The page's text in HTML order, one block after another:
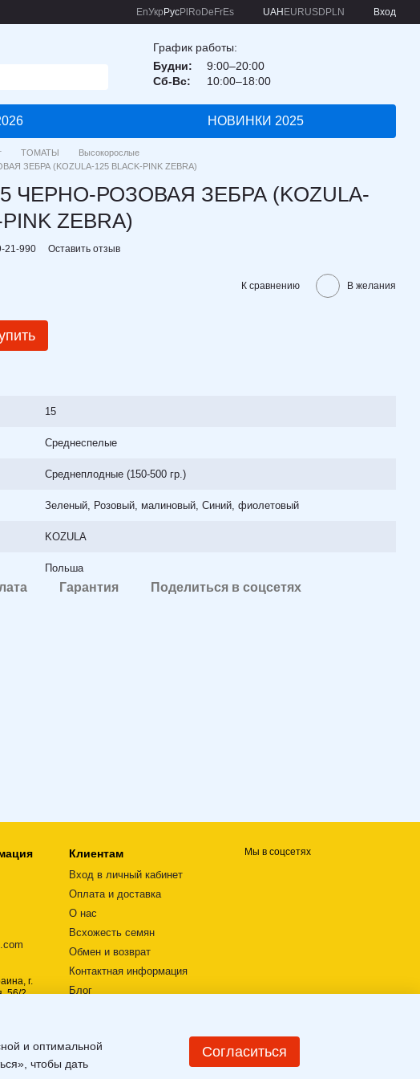
EnУкр РусPl Ro De FrEs UAH EURUSD PLN Вход
График работы:
Будни:
9:00–20:00
Сб-Вс:
10:00–18:00
НОВИНКИ 2025
ТОМАТЫ
Высокорослые
ЗЕБРА (KOZULA-125 BLACK-PINK ZEBRA)
ЧЕРНО-РОЗОВАЯ ЗЕБРА (KOZULA-
ZEBRA)
21-990 Оставить отзыв
К сравнению В желания
15
Среднеспелые
Среднеплодные (150-500 гр.)
Зеленый, Розовый, малиновый, Синий, фиолетовый
KOZULA
Польша
Гарантия Поделиться в соцсетях
г.
56/2,
Клиентам
Вход в личный кабинет
Оплата и доставка
О нас
Всхожесть семян
Обмен и возврат
Контактная информация
Блог
Карта сайта
Мы в соцсетях
и оптимальной
чтобы дать
Согласиться